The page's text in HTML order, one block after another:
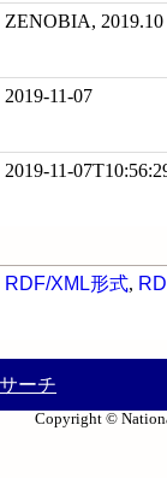
ZENOBIA, 2019.10
2019-11-07
2019-11-
RDF/XML形式,
ーチ
Copyright ©